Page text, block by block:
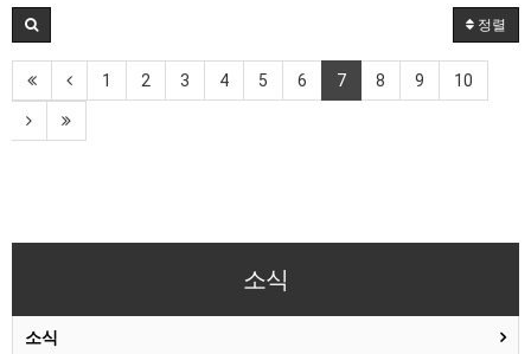
정렬
1 2 3 4 5 6 7 8 9 10
소식
소식